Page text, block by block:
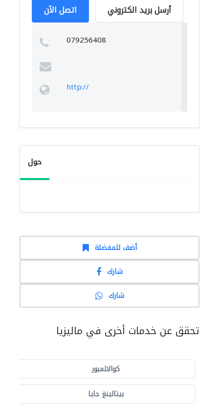
اتصل الآن أرسل بريد الكتروني
079256408
http://
حول
أضف للمفضلة
شارك
شارك
تحقق عن خدمات أخرى في ماليزيا
كوالالمبور
بيتالينغ جايا